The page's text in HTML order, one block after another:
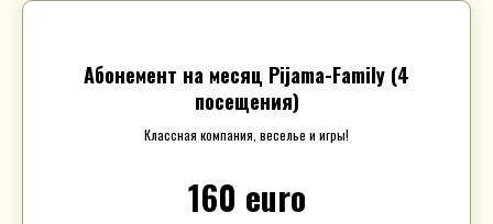
Абонемент на месяц Pijama-Family (4
посещения)
Классная компания, веселье и игры!
160 euro